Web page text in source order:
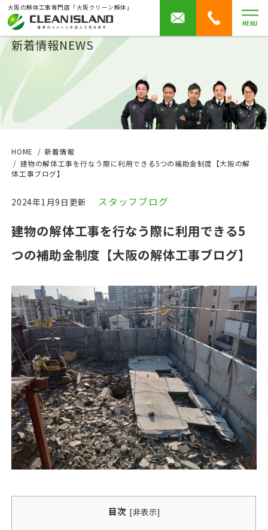
大阪の解体工事専門店「大阪クリーン解体」
MENU
新着情報NEWS
HOME
新着情報
建物の解体工事を行なう際に利用できる5つの補助金制度【大阪の解
体工事ブログ】
2024年1月9日更新 スタッフブログ
建物の解体工事を行なう際に利用できる5
つの補助金制度【大阪の解体工事ブログ】
目次 [非表示]